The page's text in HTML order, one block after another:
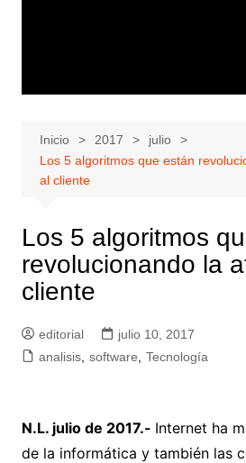
Inicio 2017
julio
Los 5 algoritmos que están
al cliente
Los 5 algoritmos
revolucionando la
cliente
editorial
julio 10, 2017
analisis, software Tecnología
N.L. julio de 2017.- Internet ha
de la informática y también las